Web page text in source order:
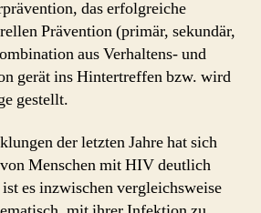
das erfolgreiche
Prävention (primär, sekundär,
aus Verhaltens- und
gerät ins Hintertreffen bzw. wird
gestellt.
der letzten Jahre hat sich
Menschen mit HIV deutlich
es inzwischen vergleichsweise